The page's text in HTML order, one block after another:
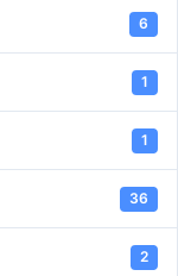
6
1
1
36
2